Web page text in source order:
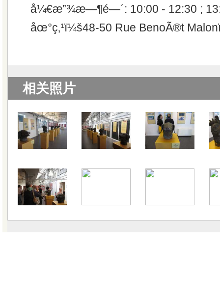
å¼€æ”¾æ—¶é—´: 10:00 - 12:30 ;
åœ°ç‚¹ï¼š48-50 Rue BenoÃ®t
相关照片